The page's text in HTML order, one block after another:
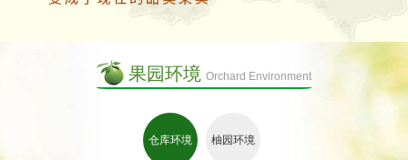
果园环境 Orchard Environment
仓库环境 柚园环境